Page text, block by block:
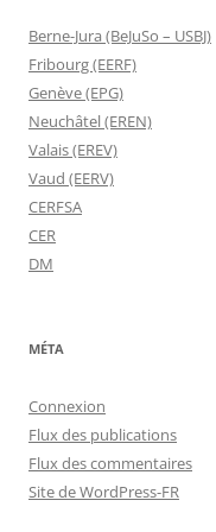
Berne-Jura (BeJuSo – USBJ)
Fribourg (EERF)
Genève (EPG)
Neuchâtel (EREN)
Valais (EREV)
Vaud (EERV)
CERFSA
CER
DM
MÉTA
Connexion
Flux des publications
Flux des commentaires
Site de WordPress-FR